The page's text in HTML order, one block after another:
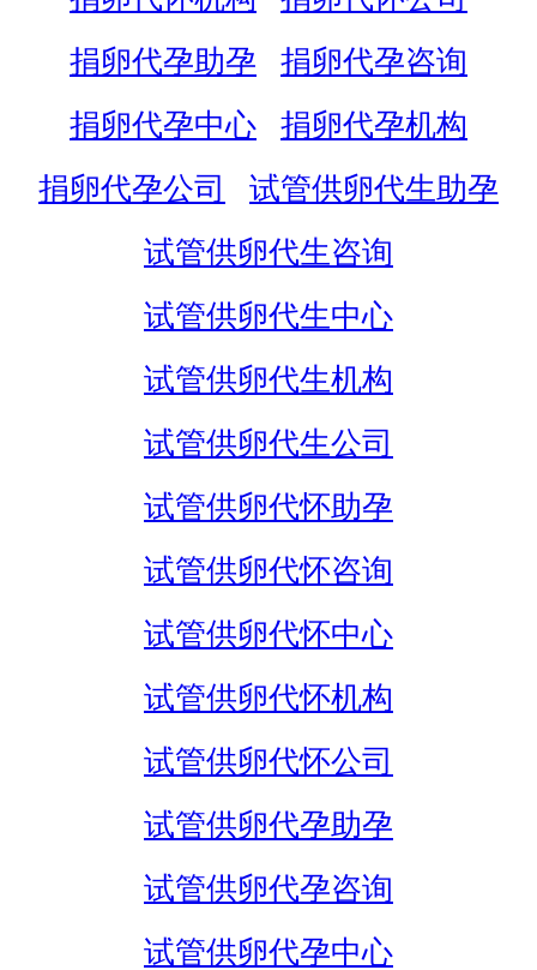
捐卵代孕助孕
捐卵代孕咨询
捐卵代孕中心
捐卵代孕机构
捐卵代孕公司
试管供卵代生助孕
试管供卵代生咨询
试管供卵代生中心
试管供卵代生机构
试管供卵代生公司
试管供卵代怀助孕
试管供卵代怀咨询
试管供卵代怀中心
试管供卵代怀机构
试管供卵代怀公司
试管供卵代孕助孕
试管供卵代孕咨询
试管供卵代孕中心